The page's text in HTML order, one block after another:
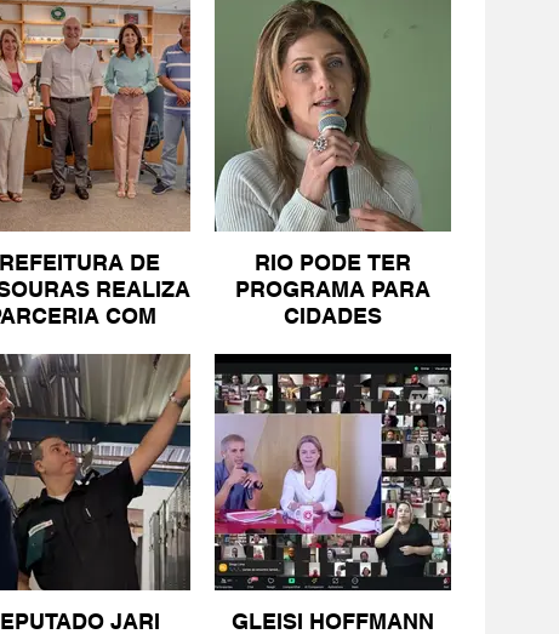
DE
REALIZA
COM
RIO PODE TER
PROGRAMA PARA
CIDADES
JARI
GLEISI HOFFMANN